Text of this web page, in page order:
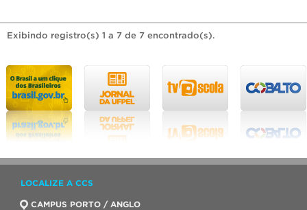
Exibindo registro(s) 1 a 7 de 7 encontrado(s).
LOCALIZE A CCS
CAMPUS PORTO / ANGLO